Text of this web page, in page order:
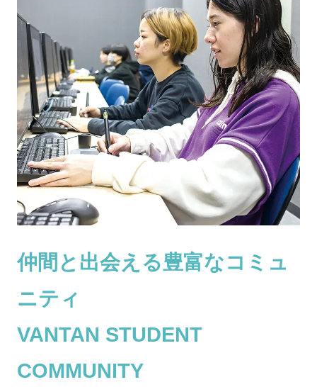
仲間と出会える豊富なコミュ
ニティ
VANTAN STUDENT
COMMUNITY